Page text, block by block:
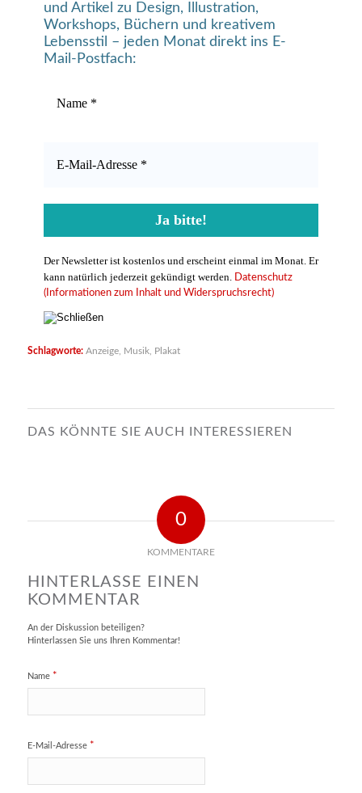
und Artikel zu Design, Illustration,
Workshops, Büchern und kreativem
Lebensstil – jeden Monat direkt ins E-
Mail-Postfach:
Der Newsletter ist kostenlos und erscheint einmal im Monat. Er
kann natürlich jederzeit gekündigt werden.
Datenschutz
(Informationen zum Inhalt und Widerspruchsrecht)
Schlagworte: Anzeige, Musik, Plakat
DAS KÖNNTE SIE AUCH INTERESSIEREN
0
KOMMENTARE
HINTERLASSE EINEN
KOMMENTAR
An der Diskussion beteiligen?
Hinterlassen Sie uns Ihren Kommentar!
Name *
E-Mail-Adresse *